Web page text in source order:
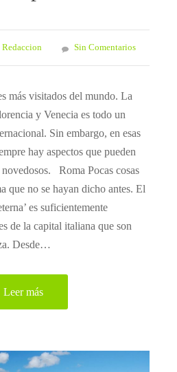
Redaccion Sin Comentarios
más visitados del mundo. La
y Venecia es todo un
Sin embargo, en esas
hay aspectos que pueden
Roma Pocas cosas
que no se hayan dicho antes. El
es suficientemente
de la capital italiana que son
Desde…
Leer más